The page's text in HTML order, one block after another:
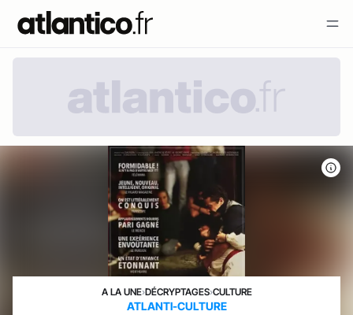
A LA UNE›DÉCRYPTAGES›CULTURE
ATLANTI-CULTURE